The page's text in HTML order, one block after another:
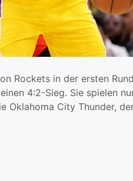
Rockets in der ersten
4:2-Sieg. Sie spielen
Oklahoma City Thunder,